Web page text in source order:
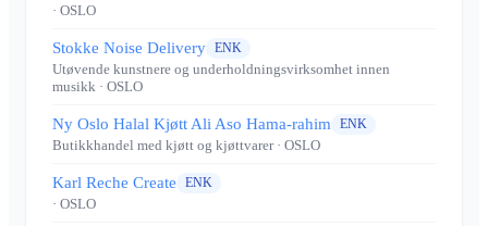
· OSLO
Stokke Noise Delivery ENK
Utøvende kunstnere og underholdningsvirksomhet innen
musikk · OSLO
Ny Oslo Halal Kjøtt Ali Aso Hama-rahim ENK
Butikkhandel med kjøtt og kjøttvarer· OSLO
Karl Reche Create ENK
· OSLO